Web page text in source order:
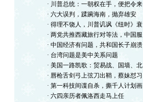
· 川普总统：一朝权在手，便把令来
· 六大误判，蹂躏海南，抛弃雄安
· 得理不饶人，川普讥讽《纽时》衰
· 两党共推西藏旅行对等法，中国服
· 中国经济有问题，共和国长子崩溃
· 台湾问题是美中关系问题
· 美国一路凯歌：贸易战、国墙、北
· 唇枪舌剑弓上弦刀出鞘，蔡妹怼习
· 第一科技间谍自杀，撕千人计划画
· 六四亲历者佩洛西走马上任